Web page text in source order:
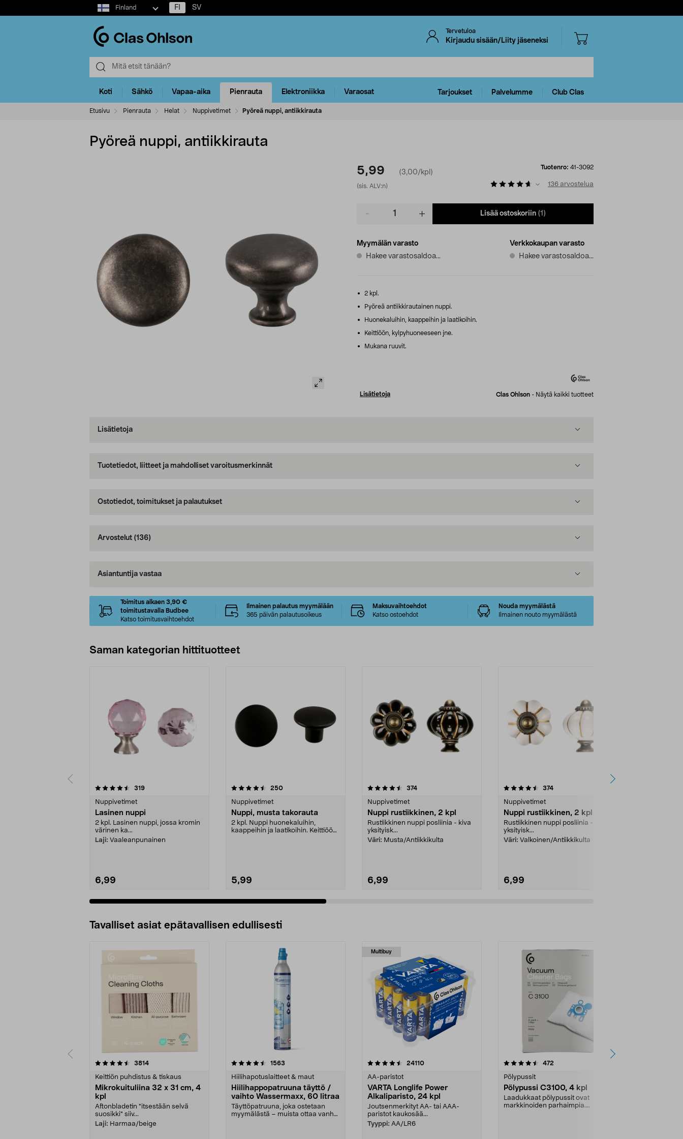
Select
market
Finland FI SV
Tervetuloa
Kirjaudu sisään/Liity jäseneksi
Koti Sähkö Vapaa-aika Pienrauta Elektroniikka Varaosat Tarjoukset Palvelumme Club Clas
Etusivu Pienrauta Helat Nuppivetimet Pyöreä nuppi, antiikkirauta
Pyöreä nuppi, antiikkirauta
5,99 (3,00/kpl)
(sis. ALV:n)
Tuotenro: 41-3092
136 arvostelua
Lisää ostoskoriin (1)
Myymälän varasto
Hakee varastosaldoa...
Verkkokaupan varasto
Hakee varastosaldoa...
2 kpl.
Pyöreä antiikkirautainen nuppi.
Huonekaluihin, kaappeihin ja laatikoihin.
Keittiöön, kylpyhuoneeseen jne.
Mukana ruuvit.
Lisätietoja Clas Ohlson - Näytä kaikki tuotteet
Lisätietoja
Tuotetiedot, liitteet ja mahdolliset varoitusmerkinnät
Ostotiedot, toimitukset ja palautukset
Arvostelut (136)
Asiantuntija vastaa
Toimitus alkaen 3,90 €
toimitustavalla Budbee
Katso toimitusvaihtoehdot
Ilmainen palautus myymälään
365 päivän palautusoikeus
Maksuvaihtoehdot
Katso ostoehdot
Nouda myymälästä
Ilmainen nouto myymälästä
Saman kategorian hittituotteet
319arvostelut
Nuppivetimet
Lasinen nuppi
2 kpl. Lasinen nuppi, jossa kromin
värinen ka...
Laji: Vaaleanpunainen
6,99
4.5 viidestä
250arvostelut
Nuppivetimet
Nuppi, musta takorauta
2 kpl. Nuppi huonekaluihin,
kaappeihin ja laatikoihin. Keittiöön,
5,99
4.5 viidestä
374arvostelut
Nuppivetimet
Nuppi rustiikkinen, 2 kpl
Rustiikkinen nuppi posliinia - kiva
yksityisk...
Väri: Musta/Antiikkikulta
6,99
4.5 viidestä
374arvostelut
Nuppivetimet
Nuppi rustiikkinen, 2 kpl
Rustiikkinen nuppi posliinia - kiva
yksityisk...
Väri: Valkoinen/Antiikkikulta
6,99
4.5 viidestä
Tavalliset asiat epätavallisen edullisesti
3814arvostelut
Keittiön puhdistus & tiskaus
Mikrokuituliina 32 x 31 cm, 4
kpl
Aftonbladetin "itsestään selvä
suosikki" siiv...
Laji: Harmaa/beige
4.5viidestä
1563
Hiilihapotuslaitteet & maut
Hiilihappopatruuna täyttö /
vaihto Wassermaxx, 60 litraa
Täyttöpatruuna, joka ostetaan
myymälästä – muista ottaa vanha
Multibuy
4.5viidestä
24110arvostelut
AA-paristot
VARTA Longlife Power
Alkaliparisto, 24 kpl
Joutsenmerkityt AA- tai AAA-
paristot kaukosää...
Tyyppi: AA/LR6
4.5viidestä
472
Pölypussit
Pölypussi C3100, 4 kpl
Laadukkaat pölypussit ovat
markkinoiden parhaimpia.
4.5viidestä